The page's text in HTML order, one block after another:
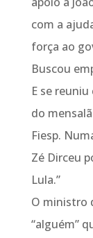
com a
força ao
Buscou
E se
do
Fiesp.
Zé Dirceu
Lula.”
O ministro
“alguém”